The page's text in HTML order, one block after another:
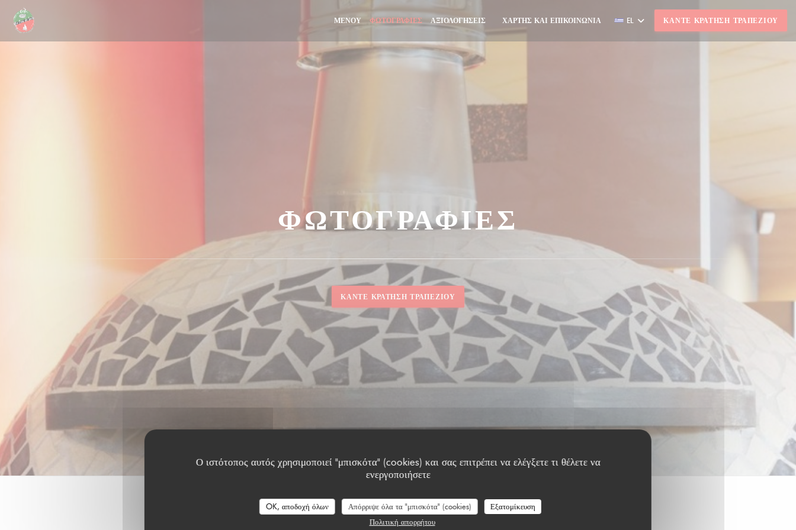
Πίνακας διαχείρισης "Μπισκότων" (Cookies)
Ο ιστότοπος αυτός χρησιμοποιεί "μπισκότα" (cookies) και σας επιτρέπει να ελέγξετε τι θέλετε να
ενεργοποιήσετε
OK, αποδοχή όλων Απόρριψε όλα τα "μπισκότα" (cookies)
Εξατομίκευση
Πολιτική απορρήτου
ΜΕΝΟΎ ΦΩΤΟΓΡΑΦΊΕΣ ΑΞΙΟΛΟΓΉΣΕΙΣ ((ΑΝΟΊΓΕΙ ΣΕ ΝΈΟ ΠΑΡΆΘΥΡΟ))
ΧΆΡΤΗΣ ΚΑΙ ΕΠΙΚΟΙΝΩΝΊΑ EL ΚΆΝΤΕ ΚΡΆΤΗΣΗ ΤΡΑΠΕΖΙΟΎ
ΦΩΤΟΓΡΑΦΊΕΣ
ΚΆΝΤΕ ΚΡΆΤΗΣΗ ΤΡΑΠΕΖΙΟΎ